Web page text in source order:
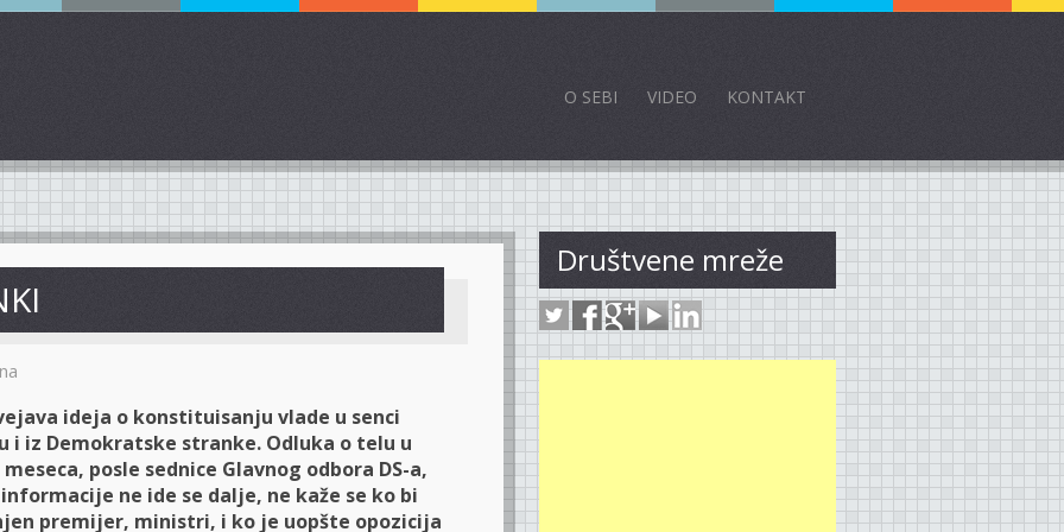
O SEBI VIDEO KONTAKT
ideja o konstituisanju vlade u senci
i iz Demokratske stranke. Odluka o telu u
posle sednice Glavnog odbora DS-a,
ne ide se dalje, ne kaže se ko bi
premijer, ministri, i ko je uopšte opozicija
Društvene mreže